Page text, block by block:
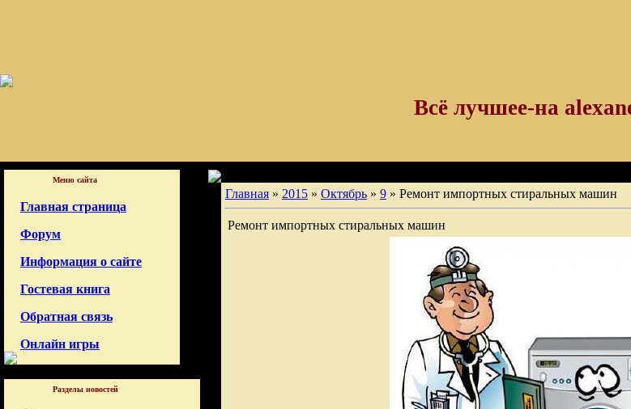
Всё лучшее-на
Меню сайта
Главная страница
Форум
Информация о сайте
Гостевая книга
Обратная связь
Онлайн игры
Разделы новостей
Главная » 2015 » Октябрь » 9 » Ремонт импортных стиральных машин
Ремонт импортных стиральных машин